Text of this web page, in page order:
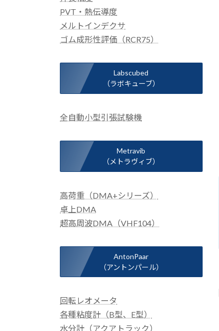
PVT・熱伝導度
メルトインデクサ
ゴム成形性評価（RCR75）
Labscubed
（ラボキューブ）
全自動小型引張試験機
Metravib
（メトラヴィブ）
高荷重（DMA+シリーズ）
卓上DMA
超高周波DMA（VHF104）
AntonPaar
（アントンパール）
回転レオメータ
各種粘度計（B型、E型）
水分計（アクアトラック）